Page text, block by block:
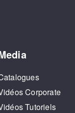
Corporate
Tutoriels